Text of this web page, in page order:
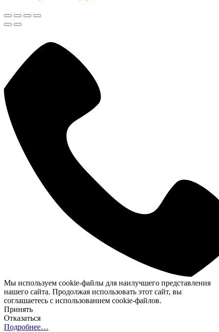
Мы используем cookie-файлы для наилучшего представления
нашего сайта. Продолжая использовать этот сайт, вы
соглашаетесь с использованием cookie-файлов.
Принять
Отказаться
Подробнее…